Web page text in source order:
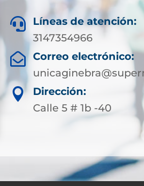

Líneas de atención:
3147354966

Correo electrónico:

Dirección:
Calle 5 # 1b -40